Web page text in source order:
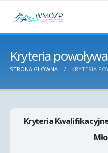
Kryteria
STRONA GŁÓWNA KRYTERIA
Kryteria